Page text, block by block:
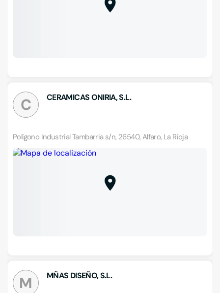
C CERAMICAS ONIRIA, S.L.
Polígono Industrial Tambarria s/n, 26540, Alfaro, La Rioja
M MÑAS DISEÑO, S.L.